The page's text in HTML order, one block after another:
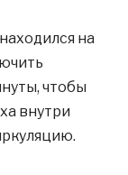
на
чтобы
внутри